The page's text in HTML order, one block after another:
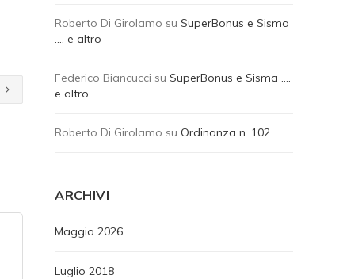
Roberto Di Girolamo suSuperBonus e Sisma
…. e altro
Federico Biancucci suSuperBonus e Sisma ….
e altro
Roberto Di Girolamo su Ordinanza n. 102
ARCHIVI
Maggio 2026
Luglio 2018